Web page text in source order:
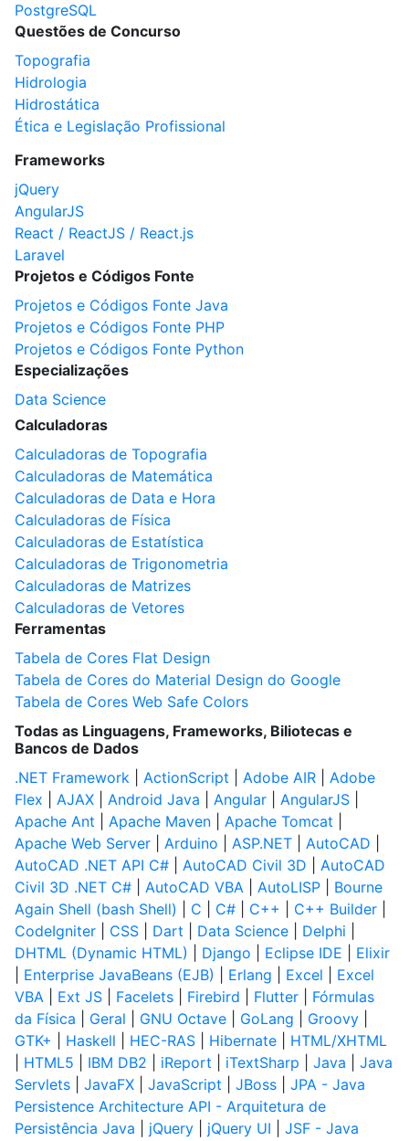
PostgreSQL
Questões de Concurso
Topografia
Hidrologia
Hidrostática
Ética e Legislação Profissional
Frameworks
jQuery
AngularJS
React / ReactJS / React.js
Laravel
Projetos e Códigos Fonte
Projetos e Códigos Fonte Java
Projetos e Códigos Fonte PHP
Projetos e Códigos Fonte Python
Especializações
Data Science
Calculadoras
Calculadoras de Topografia
Calculadoras de Matemática
Calculadoras de Data e Hora
Calculadoras de Física
Calculadoras de Estatística
Calculadoras de Trigonometria
Calculadoras de Matrizes
Calculadoras de Vetores
Ferramentas
Tabela de Cores Flat Design
Tabela de Cores do Material Design do Google
Tabela de Cores Web Safe Colors
Todas as Linguagens, Frameworks, Biliotecas e
Bancos de Dados
.NET Framework
ActionScript Adobe AIR
Adobe
Flex
AJAX Android Java Angular AngularJS
Apache Ant
Apache Maven Apache Tomcat
Apache Web Server
Arduino ASP.NET AutoCAD
AutoCAD .NET API C#
AutoCAD Civil 3D
AutoCAD
Civil 3D .NET C#
AutoCAD VBA AutoLISP
Bourne
Again Shell (bash Shell)
C C# C++ C++ Builder
CodeIgniter
CSS Dart Data Science Delphi
DHTML (Dynamic HTML)
Django Eclipse IDE
Elixir
Enterprise JavaBeans (EJB) Erlang Excel
Excel
VBA
Ext JS Facelets Firebird Flutter
Fórmulas
da Física
Geral GNU Octave GoLang Groovy
GTK+
Haskell HEC-RAS Hibernate
HTML/XHTML
HTML5 IBM DB2 iReport iTextSharp Java
Java
Servlets
JavaFX JavaScript JBoss
JPA - Java
Persistence Architecture API - Arquitetura de
Persistência Java
jQuery jQuery UI JSF - Java